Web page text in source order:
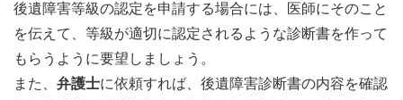
後遺障害等級の認定を申請する場合には、医師にそのこと
を伝えて、等級が適切に認定されるような診断書を作って
もらうように要望しましょう。
また、 弁護士に依頼すれば、後遺障害診断書の内容を確認